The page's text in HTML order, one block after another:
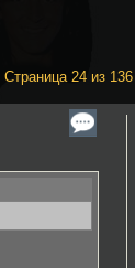
Страница 24 из 136